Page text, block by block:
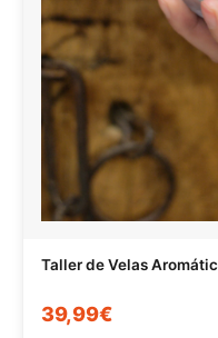
Taller de Velas
39,99€